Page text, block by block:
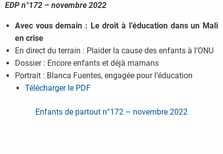
EDP n°172 – novembre 2022
Avec vous demain : Le droit à l’éducation dans un Mali
en crise
En direct du terrain : Plaider la cause des enfants à l’ONU
Dossier : Encore enfants et déjà mamans
Portrait : Blanca Fuentes, engagée pour l’éducation
Télécharger le PDF
Enfants de partout n°172 – novembre 2022